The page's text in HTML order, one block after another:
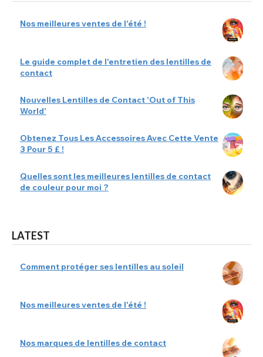
Nos meilleures ventes de l'été !
Le guide complet de l'entretien des lentilles de
contact
Nouvelles Lentilles de Contact 'Out of This
World'
Obtenez Tous Les Accessoires Avec Cette Vente
3 Pour 5 £ !
Quelles sont les meilleures lentilles de contact
de couleur pour moi ?
LATEST
Comment protéger ses lentilles au soleil
Nos meilleures ventes de l'été !
Nos marques de lentilles de contact